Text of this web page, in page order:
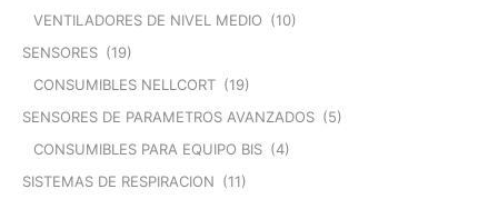
VENTILADORES DE NIVEL MEDIO (10)
SENSORES (19)
CONSUMIBLES NELLCORT (19)
SENSORES DE PARAMETROS AVANZADOS (5)
CONSUMIBLES PARA EQUIPO BIS (4)
SISTEMAS DE RESPIRACION (11)